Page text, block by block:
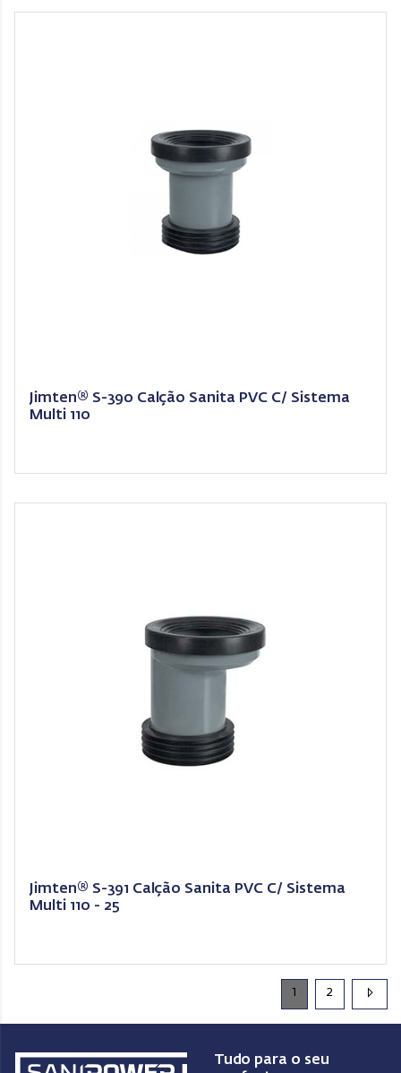
Jimten® S-390 Calção Sanita PVC C/ Sistema
Multi 110
Jimten® S-391 Calção Sanita PVC C/ Sistema
Multi 110 - 25
1 2
Tudo para o seu